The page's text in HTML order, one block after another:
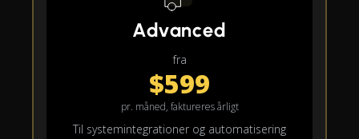
Advanced
fra
$599
pr. måned, faktureres årligt
Til systemintegrationer og automatisering